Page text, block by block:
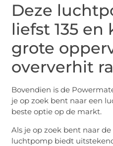
Deze
liefst 135
grote
oververhit
Bovendien is de
je op zoek bent naar een
beste optie op de markt.
Als je op zoek bent naar
luchtpomp biedt